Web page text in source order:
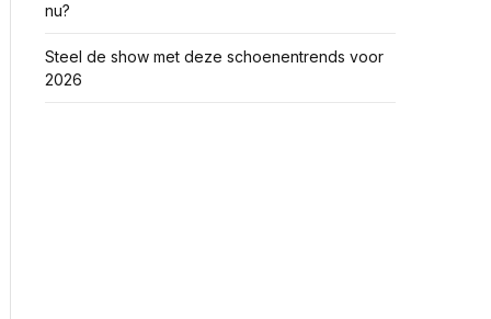
nu?
Steel de show met deze schoenentrends voor
2026